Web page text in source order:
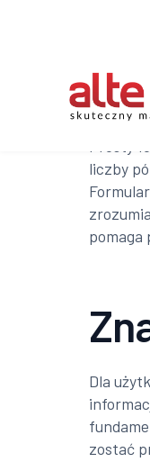
Alte
Media
Prosty
liczby
Dla
zostać